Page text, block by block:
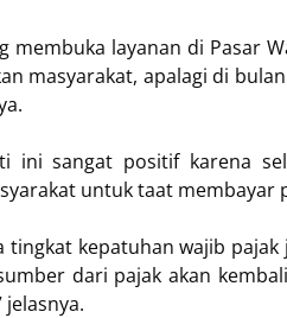
membuka layanan di Pasar
masyarakat, apalagi di
ini sangat positif karena
untuk taat membayar
tingkat kepatuhan wajib
dari pajak akan